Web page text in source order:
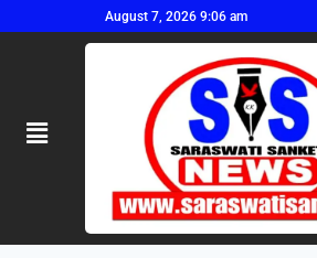
August 7, 2026 9:06 am